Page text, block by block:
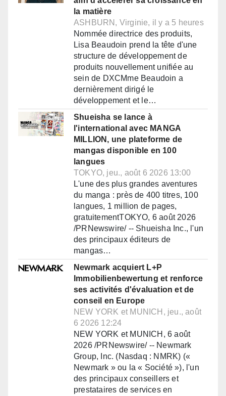
la matière
ASHBURN, Virginie, il y a 5 heures
Nommée directrice des produits,
Lisa Beaudoin prend la tête d'une
structure de développement de
produits nouvellement unifiée au
sein de DXCMme Beaudoin a
dernièrement dirigé le
développement et le…
Shueisha se lance à
l'international avec MANGA
MILLION, une plateforme de
mangas disponible en 100
langues
TOKYO, jeu., août 6 2026 13:00
L'une des plus grandes aventures
du manga : près de 400 titres, 100
langues, 1 million de pages,
gratuitementTOKYO, 6 août 2026
/PRNewswire/ -- Shueisha Inc., l'un
des principaux éditeurs de
mangas…
Newmark acquiert L+P
Immobilienbewertung et renforce
ses activités d'évaluation et de
conseil en Europe
NEW YORK et MUNICH, jeu., août
6 2026 12:24
NEW YORK et MUNICH, 6 août
2026 /PRNewswire/ -- Newmark
Group, Inc. (Nasdaq : NMRK) («
Newmark » ou la « Société »), l'un
des principaux conseillers et
prestataires de services en